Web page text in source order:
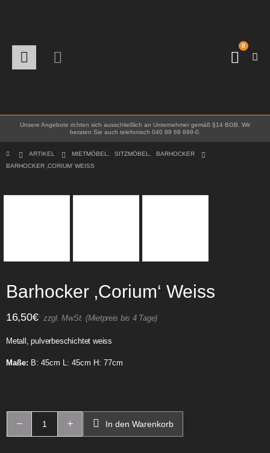
0
Unsere Angebote richten sich ausschließlich an Unternehmer gemäß §14 BGB. Wir
beraten Sie auch telefonisch 040 89 69 899-0.
ARTIKEL MIETMÖBEL SITZMÖBEL
BARHOCKER
BARHOCKER ‚CORIUM‘ WEISS
Barhocker ‚Corium‘ Weiss
16,50€* zzgl. MwSt. (Mietpreis bis 4 Tage)
Metall, pulverbeschichtet weiss
Maße: B: 45cm L: 45cm H: 77cm
In den Warenkorb